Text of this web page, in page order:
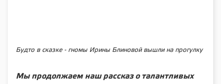
Будто в сказке - гномы Ирины Блиновой вышли на прогулку
Мы продолжаем наш рассказ о талантливых